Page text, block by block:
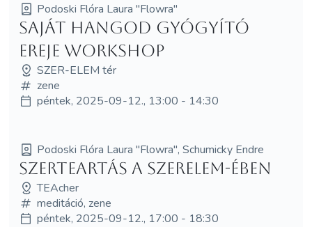
Podoski Flóra Laura "Flowra"
Saját hangod Gyógyító
ereje workshop
SZER-ELEM tér
zene
péntek, 2025-09-12., 13:00 - 14:30
Podoski Flóra Laura "Flowra", Schumicky Endre
SzerTEArtás a SzerElem-ében
TEAcher
meditáció, zene
péntek, 2025-09-12., 17:00 - 18:30